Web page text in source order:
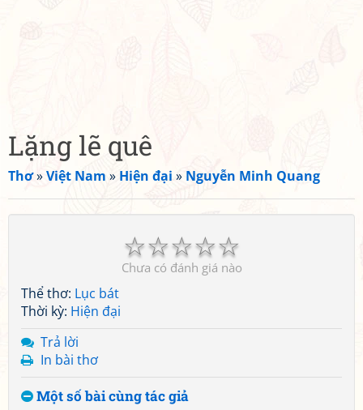
Lặng lẽ quê
Thơ»Việt Nam » Hiện đại » Nguyễn Minh Quang
☆
☆
☆
☆
☆
Chưa có đánh giá nào
Thể thơ: Lục bát
Thời kỳ: Hiện đại
Trả lời
In bài thơ
Một số bài cùng tác giả